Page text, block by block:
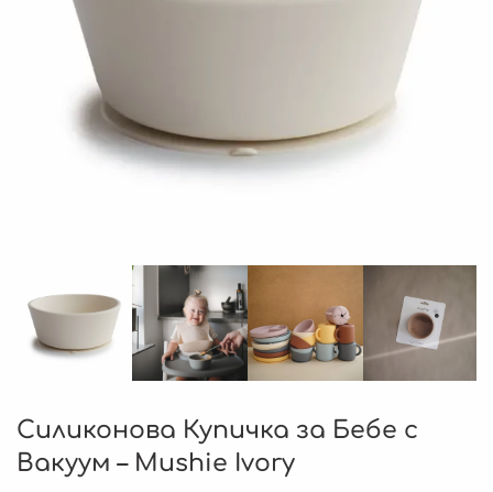
Силиконова Купичка за Бебе с
Вакуум – Mushie Ivory